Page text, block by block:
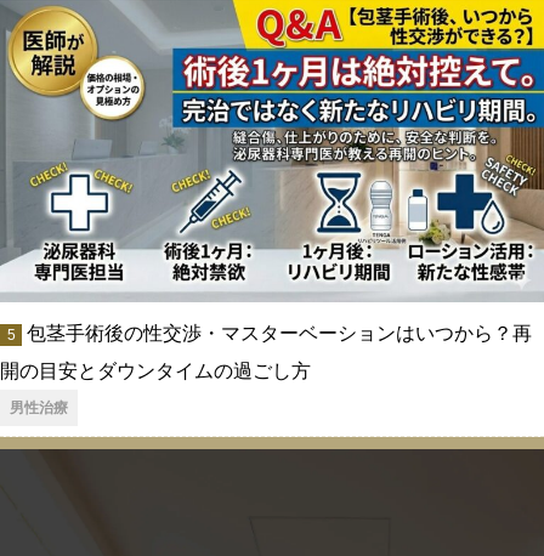
包茎手術後の性交渉・マスターベーションはいつから？再
開の目安とダウンタイムの過ごし方
男性治療